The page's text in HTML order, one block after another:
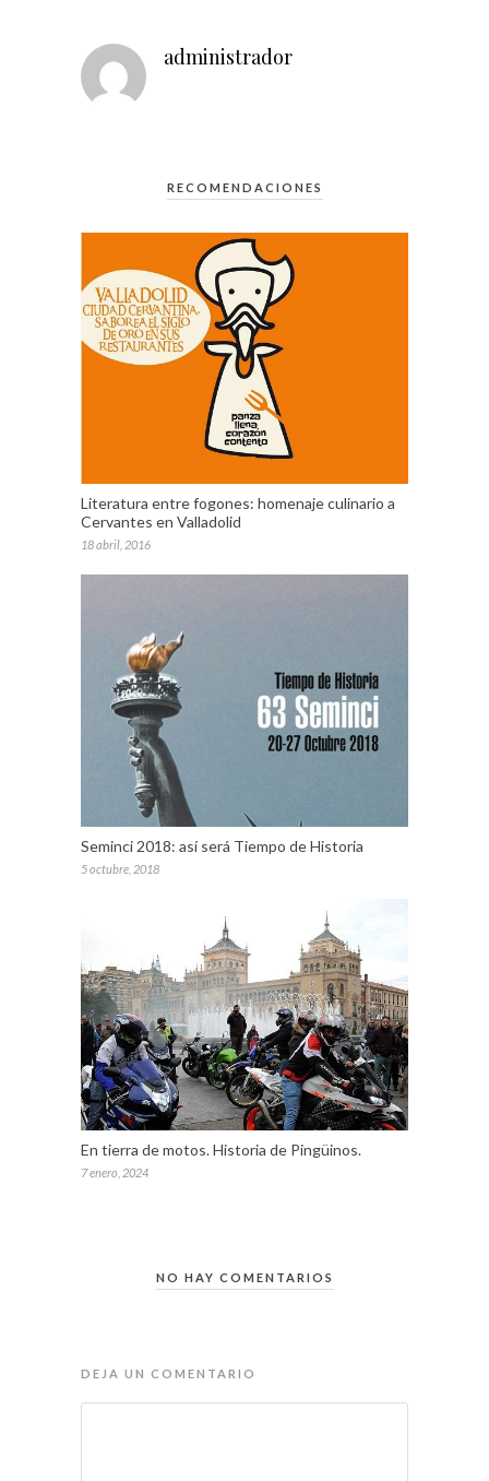
administrador
RECOMENDACIONES
Literatura entre fogones: homenaje culinario a
Cervantes en Valladolid
18 abril, 2016
Seminci 2018: así será Tiempo de Historia
5 octubre, 2018
En tierra de motos. Historia de Pingüinos.
7 enero, 2024
NO HAY COMENTARIOS
DEJA UN COMENTARIO